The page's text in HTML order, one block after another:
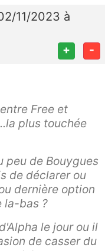
11/2023 à
+ -
Free et
plus touchée
peu de Bouygues
de déclarer ou
dernière option
la-bas ?
le jour ou il
de casser du